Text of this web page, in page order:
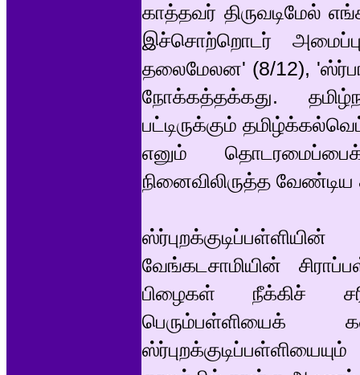
காத்தவர் திருவடிமேல்
இச்சொற்றொடர்
தலைமேலன' (8/12),
நோக்கத்தக்கது.
பட்டிருக்கும்
எனும்
நினைவிலிருத்த வேண்டிய
வேங்கடசாமியின்
பிழைகள் நீக்கிச்
பெரும்பள்ளியைக்